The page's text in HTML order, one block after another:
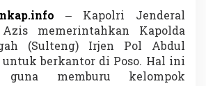
K
a
p
o
l
– Kapolri Jenderal
memerintahkan Kapolda
(Sulteng) Irjen Pol Abdul
untuk berkantor di Poso. Hal ini
guna memburu kelompok